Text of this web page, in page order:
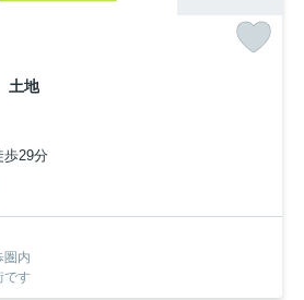
土地
歩29分
圏内
です